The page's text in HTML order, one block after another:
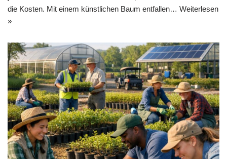
die Kosten. Mit einem künstlichen Baum entfallen… Weiterlesen
»